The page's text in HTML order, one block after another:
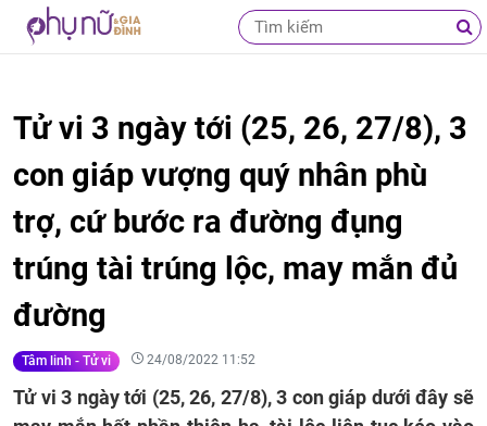
Tử vi 3 ngày tới (25, 26, 27/8), 3
con giáp vượng quý nhân phù
trợ, cứ bước ra đường đụng
trúng tài trúng lộc, may mắn đủ
đường
Tâm linh - Tử vi 24/08/2022 11:52
Tử vi 3 ngày tới (25, 26, 27/8), 3 con giáp dưới đây sẽ